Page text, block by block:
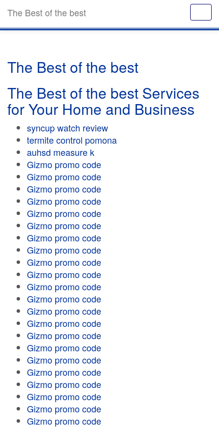
The Best of the best
The Best of the best
The Best of the best Services
for Your Home and Business
syncup watch review
termite control pomona
auhsd measure k
Gizmo promo code
Gizmo promo code
Gizmo promo code
Gizmo promo code
Gizmo promo code
Gizmo promo code
Gizmo promo code
Gizmo promo code
Gizmo promo code
Gizmo promo code
Gizmo promo code
Gizmo promo code
Gizmo promo code
Gizmo promo code
Gizmo promo code
Gizmo promo code
Gizmo promo code
Gizmo promo code
Gizmo promo code
Gizmo promo code
Gizmo promo code
Gizmo promo code